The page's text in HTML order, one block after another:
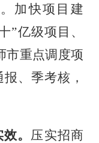
加快项目建
”亿级项目、
市重点调度项
、季考核，
。 压实招商